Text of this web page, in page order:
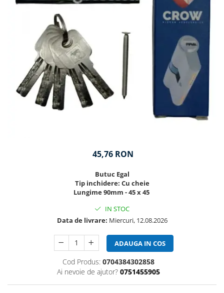
45,76 RON
Butuc Egal
Tip inchidere: Cu cheie
Lungime 90mm - 45 x 45
IN STOC
Data de livrare: Miercuri, 12.08.2026
ADAUGA IN COS
Cod Produs: 0704384302858
Ai nevoie de ajutor? 0751455905